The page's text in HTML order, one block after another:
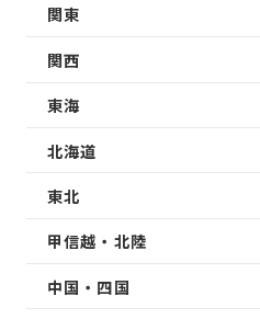
関東
関西
東海
北海道
東北
甲信越・北陸
中国・四国